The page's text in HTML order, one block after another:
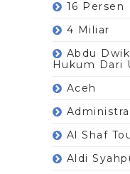
16 Persen
4 Miliar
Abdu
Hukum Dari
Aceh
Al Shaf
Aldi